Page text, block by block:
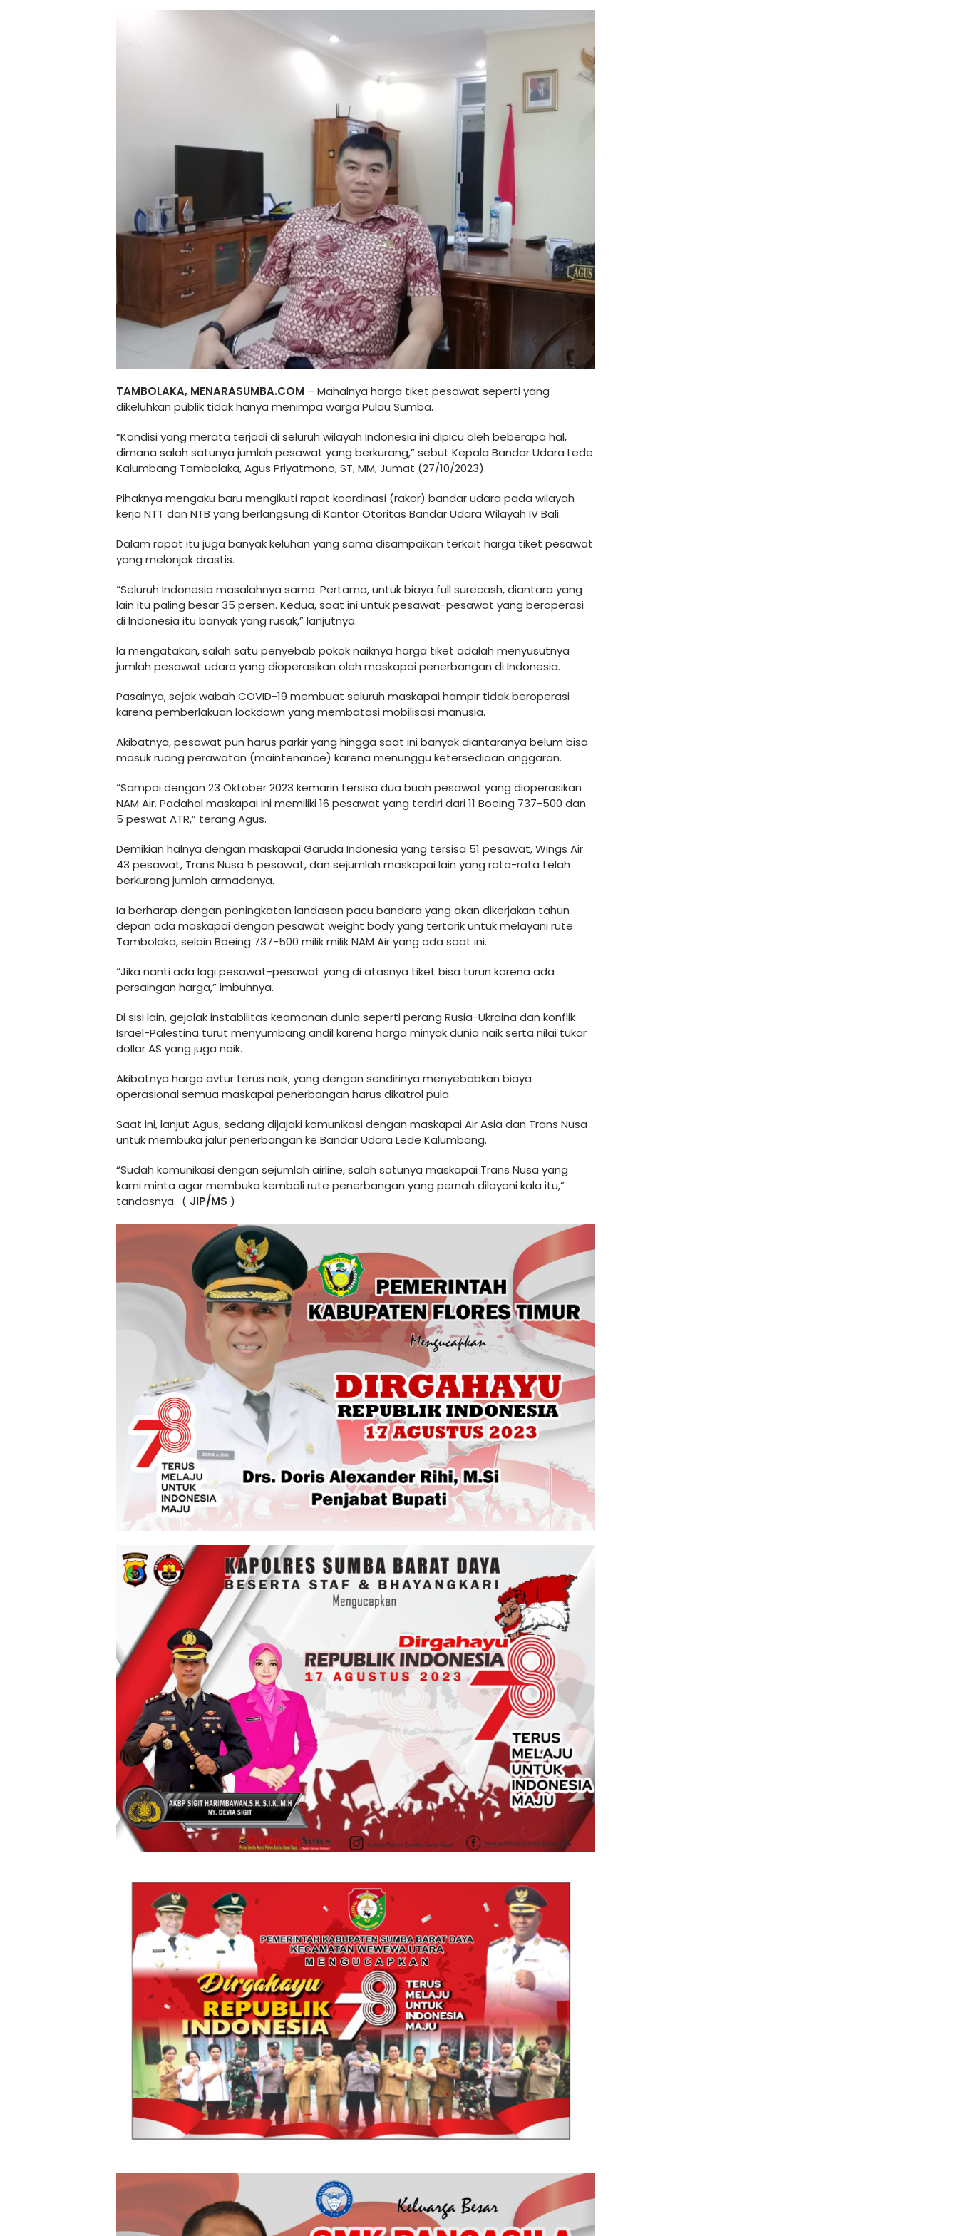
TAMBOLAKA, MENARASUMBA.COM – Mahalnya harga tiket pesawat seperti yang
dikeluhkan publik tidak hanya menimpa warga Pulau Sumba.
“Kondisi yang merata terjadi di seluruh wilayah Indonesia ini dipicu oleh beberapa hal,
dimana salah satunya jumlah pesawat yang berkurang,” sebut Kepala Bandar Udara Lede
Kalumbang Tambolaka, Agus Priyatmono, ST, MM, Jumat (27/10/2023).
Pihaknya mengaku baru mengikuti rapat koordinasi (rakor) bandar udara pada wilayah
kerja NTT dan NTB yang berlangsung di Kantor Otoritas Bandar Udara Wilayah IV Bali.
Dalam rapat itu juga banyak keluhan yang sama disampaikan terkait harga tiket pesawat
yang melonjak drastis.
“Seluruh Indonesia masalahnya sama. Pertama, untuk biaya full surecash, diantara yang
lain itu paling besar 35 persen. Kedua, saat ini untuk pesawat-pesawat yang beroperasi
di Indonesia itu banyak yang rusak,” lanjutnya.
Ia mengatakan, salah satu penyebab pokok naiknya harga tiket adalah menyusutnya
jumlah pesawat udara yang dioperasikan oleh maskapai penerbangan di Indonesia.
Pasalnya, sejak wabah COVID-19 membuat seluruh maskapai hampir tidak beroperasi
karena pemberlakuan lockdown yang membatasi mobilisasi manusia.
Akibatnya, pesawat pun harus parkir yang hingga saat ini banyak diantaranya belum bisa
masuk ruang perawatan (maintenance) karena menunggu ketersediaan anggaran.
“Sampai dengan 23 Oktober 2023 kemarin tersisa dua buah pesawat yang dioperasikan
NAM Air. Padahal maskapai ini memiliki 16 pesawat yang terdiri dari 11 Boeing 737-500 dan
5 peswat ATR,” terang Agus.
Demikian halnya dengan maskapai Garuda Indonesia yang tersisa 51 pesawat, Wings Air
43 pesawat, Trans Nusa 5 pesawat, dan sejumlah maskapai lain yang rata-rata telah
berkurang jumlah armadanya.
Ia berharap dengan peningkatan landasan pacu bandara yang akan dikerjakan tahun
depan ada maskapai dengan pesawat weight body yang tertarik untuk melayani rute
Tambolaka, selain Boeing 737-500 milik milik NAM Air yang ada saat ini.
“Jika nanti ada lagi pesawat-pesawat yang di atasnya tiket bisa turun karena ada
persaingan harga,” imbuhnya.
Di sisi lain, gejolak instabilitas keamanan dunia seperti perang Rusia-Ukraina dan konflik
Israel-Palestina turut menyumbang andil karena harga minyak dunia naik serta nilai tukar
dollar AS yang juga naik.
Akibatnya harga avtur terus naik, yang dengan sendirinya menyebabkan biaya
operasional semua maskapai penerbangan harus dikatrol pula.
Saat ini, lanjut Agus, sedang dijajaki komunikasi dengan maskapai Air Asia dan Trans Nusa
untuk membuka jalur penerbangan ke Bandar Udara Lede Kalumbang.
“Sudah komunikasi dengan sejumlah airline, salah satunya maskapai Trans Nusa yang
kami minta agar membuka kembali rute penerbangan yang pernah dilayani kala itu,”
tandasnya. ( JIP/MS )